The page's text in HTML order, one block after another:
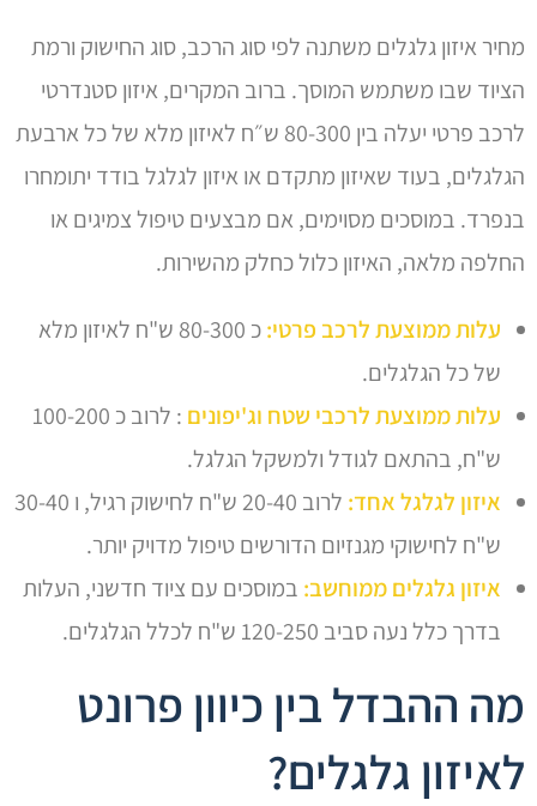
מחיר איזון גלגלים משתנה לפי סוג הרכב, סוג החישוק ורמת
הציוד שבו משתמש המוסך. ברוב המקרים, איזון סטנדרטי
לרכב פרטי יעלה בין 80-300 ש״ח לאיזון מלא של כל ארבעת
הגלגלים, בעוד שאיזון מתקדם או איזון לגלגל בודד יתומחרו
בנפרד. במוסכים מסוימים, אם מבצעים טיפול צמיגים או
החלפה מלאה, האיזון כלול כחלק מהשירות.
עלות ממוצעת לרכב פרטי:
כ 80-300 ש"ח לאיזון מלא
של כל הגלגלים.
עלות ממוצעת לרכבי שטח וג'יפונים
: לרוב כ 100-200
ש"ח, בהתאם לגודל ולמשקל הגלגל.
איזון לגלגל אחד:
לרוב 20-40 ש"ח לחישוק רגיל, ו 30-40
ש"ח לחישוקי מגנזיום הדורשים טיפול מדויק יותר.
איזון גלגלים ממוחשב: במוסכים עם ציוד חדשני, העלות
בדרך כלל נעה סביב 120-250 ש"ח לכלל הגלגלים.
מה ההבדל בין כיוון פרונט
לאיזון גלגלים?